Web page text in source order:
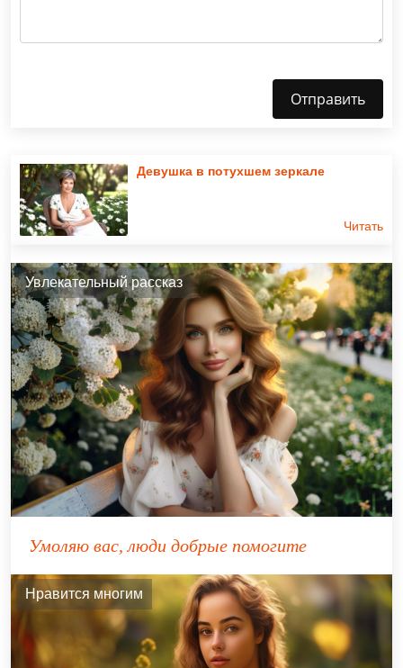
Отправить
Девушка в потухшем зеркале
Читать
Увлекательный рассказ
Умоляю вас, люди добрые помогите
Нравится многим